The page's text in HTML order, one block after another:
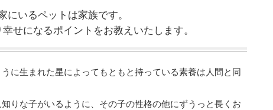
にいるペットは家族です。
せになるポイントをお教えいたします。
に生まれた星によってもともと持っている素養は人間と同
りな子がいるように、その子の性格の他にずうっと長くお